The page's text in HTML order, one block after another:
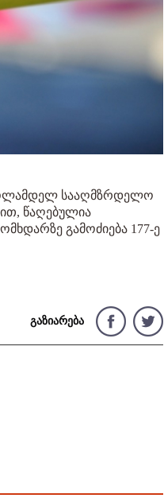
სააღმზრდელო
წაღებულია
გამოძიება 177-ე
გაზიარება